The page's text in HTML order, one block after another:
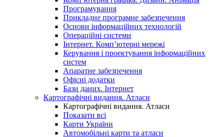
Програмування
Прикладне програмне забезпечення
Основи інформаційних технологій
Операційні системи
Інтернет. Комп’ютерні мережі
Керування і проектування інформаційних
систем
Апаратне забезпечення
Офісні додатки
Бази даних. Інтернет
Картографічні видання. Атласи
Картографічні видання. Атласи
Показати всі
Карти України
Автомобільні карти та атласи